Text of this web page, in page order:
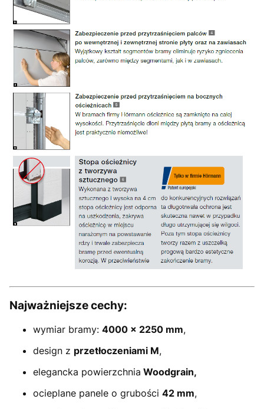
Najważniejsze cechy:
wymiar bramy: 4000 × 2250 mm,
design z przetłoczeniami M,
elegancka powierzchnia Woodgrain,
ocieplane panele o grubości 42 mm,